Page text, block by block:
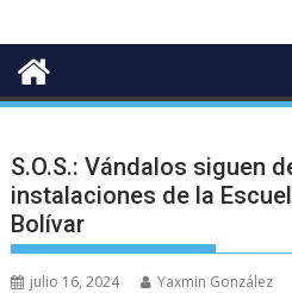
S.O.S.: Vándalos siguen
instalaciones de la
Bolívar
julio 16, 2024 Yaxmin González